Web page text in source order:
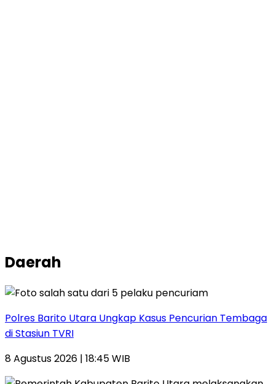
Daerah
Polres Barito Utara Ungkap Kasus Pencurian Tembaga
di Stasiun TVRI
8 Agustus 2026 | 18:45 WIB